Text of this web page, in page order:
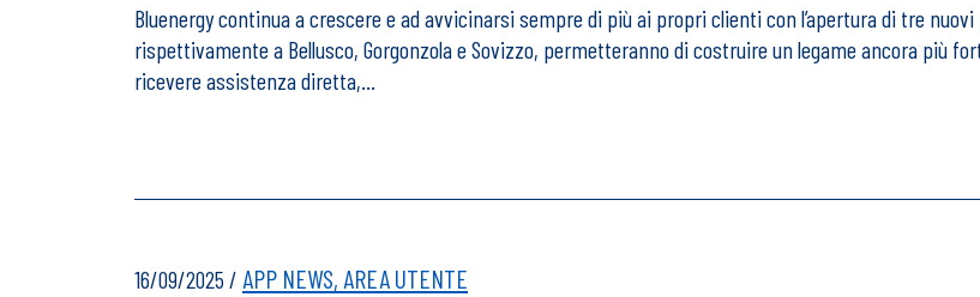
Bluenergy continua a crescere e ad avvicinarsi sempre di più ai propri clienti con l’apertura di tre
rispettivamente a Bellusco, Gorgonzola e Sovizzo, permetteranno di costruire un legame ancora più
ricevere assistenza diretta,…
16/09/2025 / APP NEWS, AREA UTENTE